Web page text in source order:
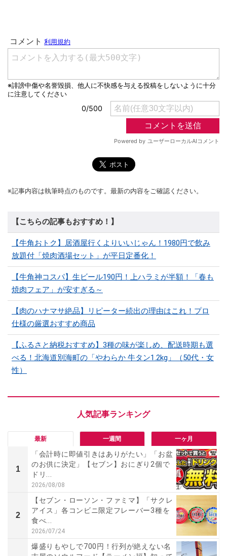
※記事内容は執筆時点のものです。最新の内容をご確認ください。
【こちらの記事もおすすめ！】
【牛角おトク】居酒屋行くよりいいじゃん！1980円で飲み
放題付「焼肉酒場セット」が平日定番化！
【牛角神コスパ】生ビール190円！上ハラミが半額！「春も
焼肉フェア」が安すぎる～
【肉のハナマサ絶品】リピーター続出の理由はこれ！プロ
仕様の厳選おすすめ商品
【ふるさと納税おすすめ】3種の味が楽しめ、配送時期も選
べる！北海道別海町の「やわらか 牛タン1.2kg」（50代・女
性）
最新 一週間 一ヶ月
1
「会計時に即値引きはありがたい」「お盆
のお供に決定」【セブン】おにぎり2個で
ドリ...
2026/08/08
2
【セブン・ローソン・ファミマ】「サクレ
アイス」各コンビニ限定フレーバー3種を
食べ...
2026/07/24
爆盛りもやしで700円！行列が絶えない名